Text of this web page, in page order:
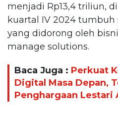
menjadi Rp13,4 triliun,
kuartal IV 2024 tumbuh
yang didorong oleh
manage solutions.
Baca Juga : Perkuat
Digital Masa Depan,
Penghargaan Lestari